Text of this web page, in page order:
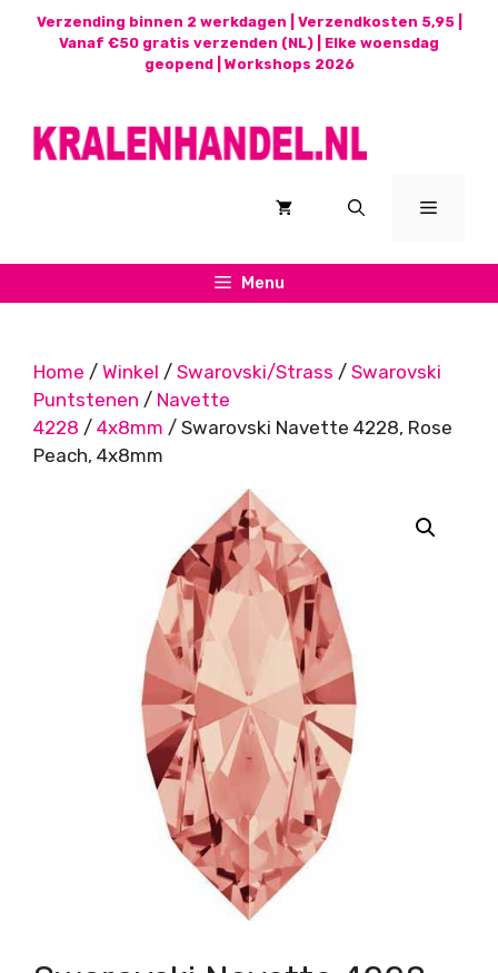
Verzending binnen 2 werkdagen | Verzendkosten 5,95 |
Vanaf €50 gratis verzenden (NL) | Elke woensdag
geopend | Workshops 2026
Menu
Menu
Home / Winkel / Swarovski/Strass / Swarovski
Puntstenen / Navette
4228 / 4x8mm / Swarovski Navette 4228, Rose
Peach, 4x8mm